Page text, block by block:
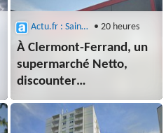
Actu.fr : Saint-Etienne • 20 heures
À Clermont-Ferrand, un
supermarché Netto,
discounter
d'Intermarché, va ouvrir
: voici où